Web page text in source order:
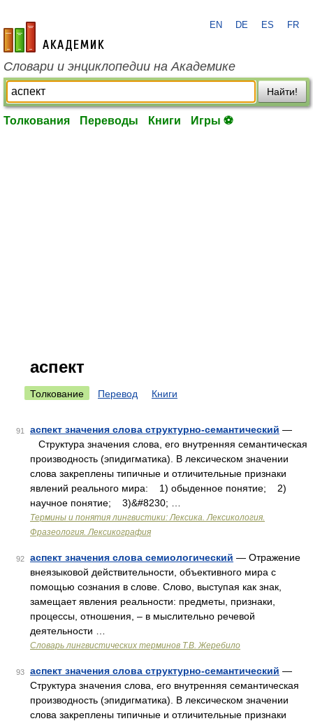
academic.ru
EN DE ES FR
Словари и энциклопедии на Академике
Найти!
Толкования Переводы Книги Игры ⚽
аспект
Толкование Перевод Книги
91 аспект значения слова структурно-семантический —
Структура значения слова, его внутренняя семантическая
производность (эпидигматика). В лексическом значении
слова закреплены типичные и отличительные признаки
явлений реального мира: 1) обыденное понятие; 2)
научное понятие; 3)&#8230; …
Термины и понятия лингвистики: Лексика. Лексикология.
Фразеология. Лексикография
92 аспект значения слова семиологический — Отражение
внеязыковой действительности, объективного мира с
помощью сознания в слове. Слово, выступая как знак,
замещает явления реальности: предметы, признаки,
процессы, отношения, – в мыслительно речевой
деятельности …
Словарь лингвистических терминов Т.В. Жеребило
93 аспект значения слова структурно-семантический —
Структура значения слова, его внутренняя семантическая
производность (эпидигматика). В лексическом значении
слова закреплены типичные и отличительные признаки